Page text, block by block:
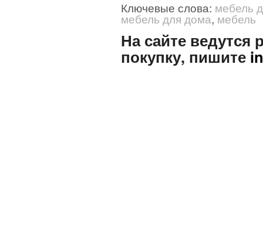
Ключевые слова: мебель
мебель для дома, мебель
На сайте
покупку, пишите